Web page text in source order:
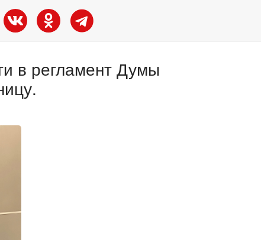
в регламент Думы